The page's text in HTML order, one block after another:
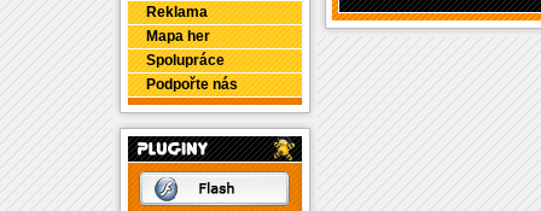
Reklama
Mapa her
Spolupráce
Podpořte nás